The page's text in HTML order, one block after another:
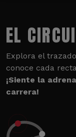
EL
Explora el
conoce cada
¡Siente la
carrera!